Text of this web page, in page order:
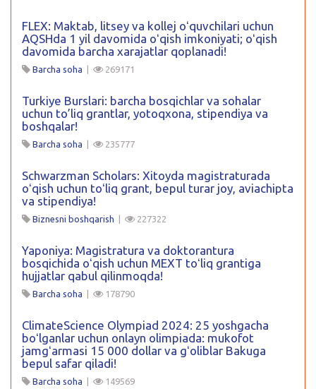
FLEX: Maktab, litsey va kollej oʻquvchilari uchun
AQSHda 1 yil davomida oʻqish imkoniyati; oʻqish
davomida barcha xarajatlar qoplanadi!
Barcha soha | 269171
Turkiye Burslari: barcha bosqichlar va sohalar
uchun to’liq grantlar, yotoqxona, stipendiya va
boshqalar!
Barcha soha | 235777
Schwarzman Scholars: Xitoyda magistraturada
oʻqish uchun toʻliq grant, bepul turar joy, aviachipta
va stipendiya!
Biznesni boshqarish | 227322
Yaponiya: Magistratura va doktorantura
bosqichida oʻqish uchun MEXT toʻliq grantiga
hujjatlar qabul qilinmoqda!
Barcha soha | 178790
ClimateScience Olympiad 2024: 25 yoshgacha
boʻlganlar uchun onlayn olimpiada: mukofot
jamgʻarmasi 15 000 dollar va gʻoliblar Bakuga
bepul safar qiladi!
Barcha soha | 149569